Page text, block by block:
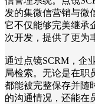
发的集微信营销与微
它不仅能够完美继承
次开发，提供了更为
通过点镜SCRM，企
局检索。无论是在职
都能被完整保存并随
的沟通情况，还能在